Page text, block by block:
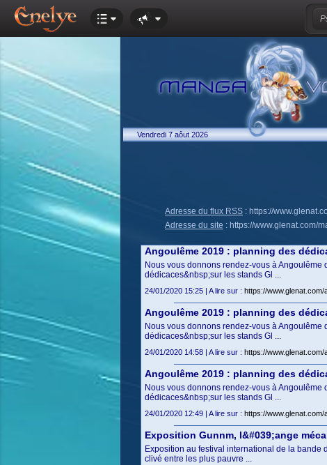
Vendredi 7 aôut 2026
Adresse du flux RSS : https://
Adresse du site : https://www.glenat.com/
Angoulême 2019 : planning des
Nous vous donnons rendez-vous à
dédicaces&nbsp;sur les stands Gl ...
24/01/2020 15:25 | A lire sur : https://
Angoulême 2019 : planning des
Nous vous donnons rendez-vous à
dédicaces&nbsp;sur les stands Gl ...
24/01/2020 14:58 | A lire sur : https://
Angoulême 2019 : planning des
Nous vous donnons rendez-vous à
dédicaces&nbsp;sur les stands Gl ...
24/01/2020 12:49 | A lire sur : https://
Exposition Gunnm, l&#039;ange
Exposition au festival international de la
clivé entre les plus pauvre ...